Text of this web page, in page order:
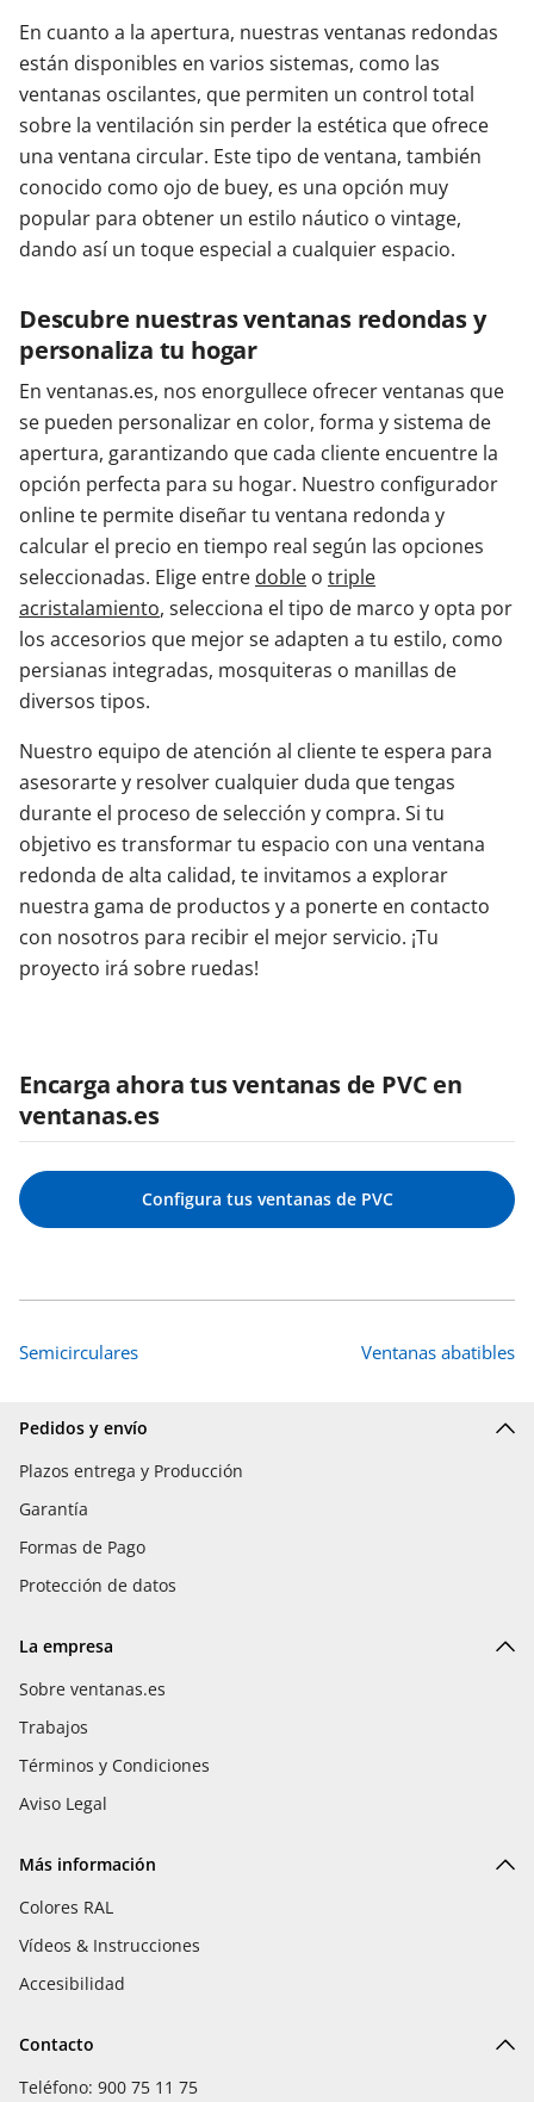
En cuanto a la apertura, nuestras ventanas redondas
están disponibles en varios sistemas, como las
ventanas oscilantes, que permiten un control total
sobre la ventilación sin perder la estética que ofrece
una ventana circular. Este tipo de ventana, también
conocido como ojo de buey, es una opción muy
popular para obtener un estilo náutico o vintage,
dando así un toque especial a cualquier espacio.
Descubre nuestras ventanas redondas y
personaliza tu hogar
En ventanas.es, nos enorgullece ofrecer ventanas que
se pueden personalizar en color, forma y sistema de
apertura, garantizando que cada cliente encuentre la
opción perfecta para su hogar. Nuestro configurador
online te permite diseñar tu ventana redonda y
calcular el precio en tiempo real según las opciones
seleccionadas. Elige entre doble o triple
acristalamiento, selecciona el tipo de marco y opta por
los accesorios que mejor se adapten a tu estilo, como
persianas integradas, mosquiteras o manillas de
diversos tipos.
Nuestro equipo de atención al cliente te espera para
asesorarte y resolver cualquier duda que tengas
durante el proceso de selección y compra. Si tu
objetivo es transformar tu espacio con una ventana
redonda de alta calidad, te invitamos a explorar
nuestra gama de productos y a ponerte en contacto
con nosotros para recibir el mejor servicio. ¡Tu
proyecto irá sobre ruedas!
Encarga ahora tus ventanas de PVC en
ventanas.es
Configura tus ventanas de PVC
Semicirculares Ventanas abatibles
Pedidos y envío
Plazos entrega y Producción
Garantía
Formas de Pago
Protección de datos
La empresa
Sobre ventanas.es
Trabajos
Términos y Condiciones
Aviso Legal
Más información
Colores RAL
Vídeos & Instrucciones
Accesibilidad
Contacto
Teléfono: 900 75 11 75